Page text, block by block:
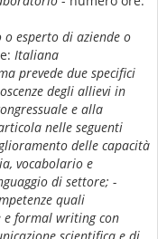
o esperto di aziende o
Italiana
prevede due specifici
degli allievi in
e alla
nelle seguenti
delle capacità
vocabolario e
di settore; -
quali
e formal writing con